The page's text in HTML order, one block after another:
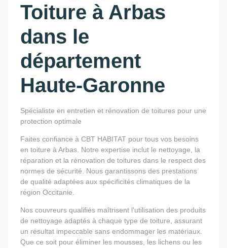
Toiture à Arbas
dans le
département
Haute-Garonne
Spécialiste en entretien et rénovation de toitures pour une
protection optimale
Faites confiance à CBT HABITAT pour tous vos besoins
en toiture à Arbas. Notre expertise inclut le nettoyage, la
réparation et la rénovation de toitures dans le respect des
normes de sécurité. Nous garantissons des prestations
de qualité adaptées aux spécificités climatiques de la
région Occitanie.
Nos couvreurs qualifiés maîtrisent l'utilisation des produits
de nettoyage adaptés à chaque type de toiture, assurant
un résultat impeccable sans endommager les matériaux.
Que ce soit pour éliminer les mousses, les lichens ou les